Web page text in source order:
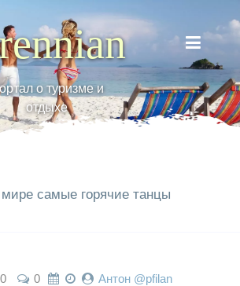
о туризме и
отдыхе
мире самые горячие танцы
0 0
Антон @pfilan